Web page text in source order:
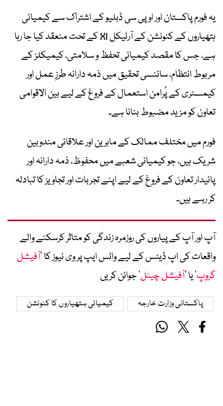
یہ فورم پاکستان اور او پی سی ڈبلیو کے اشتراک سے کیمیائی
ہتھیاروں کے کنونشن کے آرٹیکل XI کے تحت منعقد کیا جا رہا
ہے، جس کا مقصد کیمیائی تحفظ و سلامتی، کیمیکلز کے
مربوط انتظام، سائنسی تحقیق میں ذمہ دارانہ طرزِ عمل اور
کیمسٹری کے پُرامن استعمال کے فروغ کے لیے بین الاقوامی
تعاون کو مزید مضبوط بنانا ہے۔
فورم میں مختلف ممالک کے ماہرین اور علاقائی مندوبین
شریک ہیں، جو کیمیائی شعبے میں محفوظ، ذمہ دارانہ اور
پائیدار تعاون کے فروغ کے لیے اپنے تجربات اور تجاویز کا تبادلہ
کر رہے ہیں۔
آپ اور آپ کے پیاروں کی روزمرہ زندگی کو متاثر کرسکنے والے
واقعات کی اپ ڈیٹس کے لیے واٹس ایپ پر وی نیوز کا ’آفیشل
گروپ‘ یا ’آفیشل چینل‘ جوائن کریں
پاکستانی وزارت خارجہ کیمیائی ہتھیاروں کا کنونشن